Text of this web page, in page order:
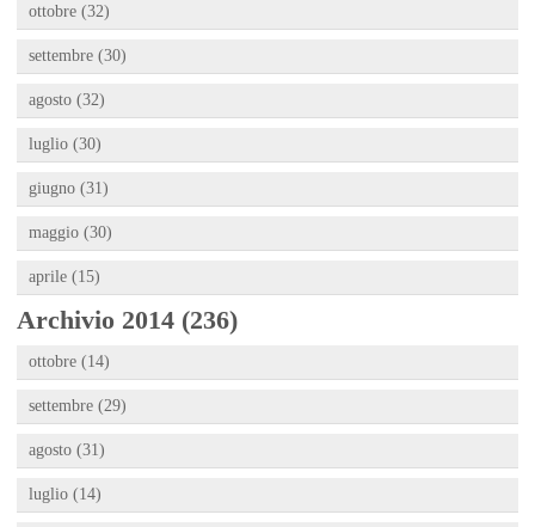
ottobre (32)
settembre (30)
agosto (32)
luglio (30)
giugno (31)
maggio (30)
aprile (15)
Archivio 2014 (236)
ottobre (14)
settembre (29)
agosto (31)
luglio (14)